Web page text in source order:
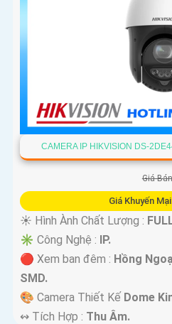
CAMERA IP HIKVISION DS-
Giá
Giá Khuyến
☀️ Hình Ành Chất Lượng :
✳️ Công Nghệ : IP.
🔴 Xem ban đêm : Hồng
SMD.
🎨 Camera Thiết Kế Dome
️↭ Tích Hợp : Thu Âm.